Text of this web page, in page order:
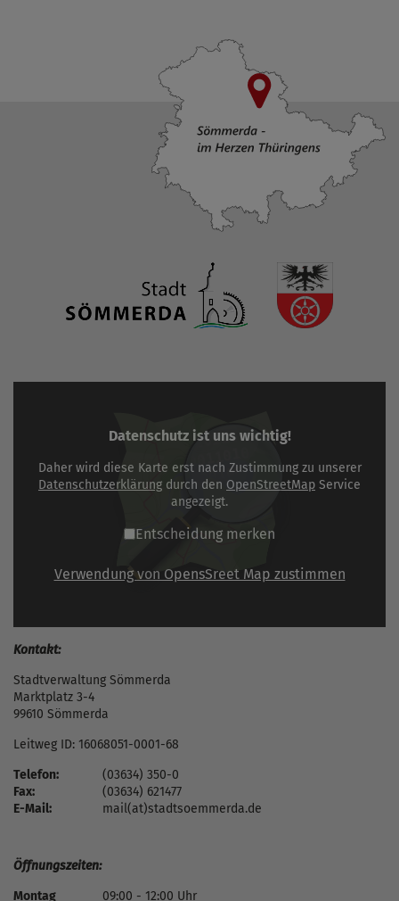
Datenschutz ist uns wichtig!
Daher wird diese Karte erst nach Zustimmung zu unserer
Datenschutzerklärung durch den OpenStreetMap Service
angezeigt.
Entscheidung merken
Verwendung von OpensSreet Map zustimmen
Kontakt:
Stadtverwaltung Sömmerda
Marktplatz 3-4
99610 Sömmerda
Leitweg ID: 16068051-0001-68
Telefon:
(03634) 350-0
Fax:
(03634) 621477
E-Mail:
mail(at)stadtsoemmerda.de
Öffnungszeiten:
Montag
09:00 - 12:00 Uhr